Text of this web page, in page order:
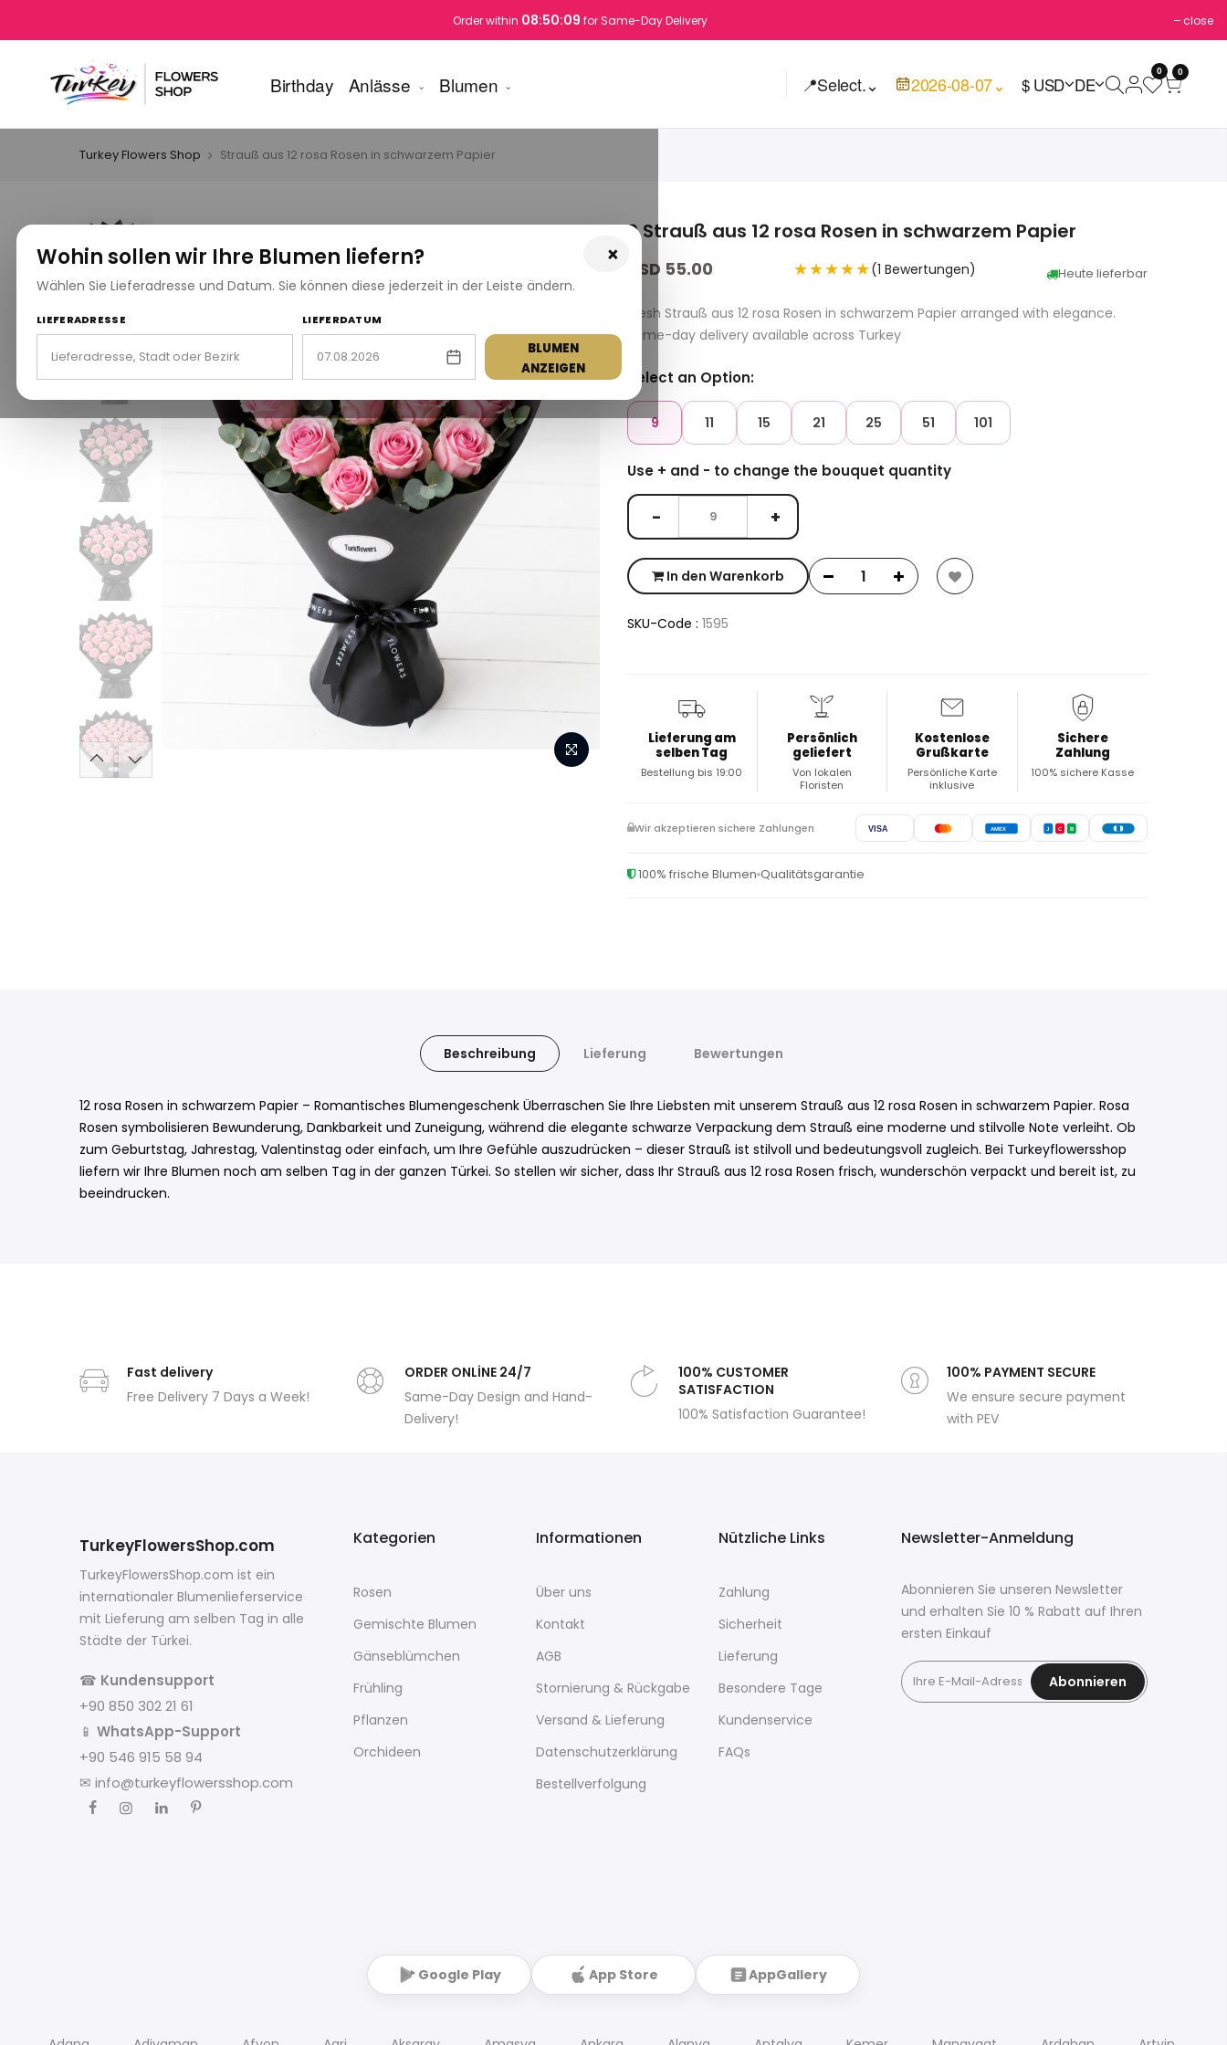
Order within 08:50:08 for Same-Day Delivery close
Birthday Anlässe Blumen 📍Select.⌄ 2026-08-07⌄ $ USD DE
0 0
×
Wohin sollen wir Ihre Blumen liefern?
Wählen Sie Lieferadresse und Datum. Sie können diese jederzeit in der Leiste ändern.
LIEFERADRESSE LIEFERDATUM
BLUMEN
ANZEIGEN
Turkey Flowers Shop Strauß aus 12 rosa Rosen in schwarzem Papier
9 Strauß aus 12 rosa Rosen in schwarzem Papier
USD 55.00 Heute lieferbar
★★★★★(1 Bewertungen)
Fresh Strauß aus 12 rosa Rosen in schwarzem Papier arranged with elegance.
Same-day delivery available across Turkey
Select an Option:
9 11 15 21 25 51 101
Use + and - to change the bouquet quantity
− +
In den Warenkorb
SKU-Code : 1595
Lieferung am
selben Tag
Bestellung bis 19:00
Persönlich
geliefert
Von lokalen
Floristen
Kostenlose
Grußkarte
Persönliche Karte
inklusive
Sichere
Zahlung
100% sichere Kasse
Wir akzeptieren sichere Zahlungen VISA AMEX J C B
100% frische Blumen Qualitätsgarantie
Beschreibung Lieferung Bewertungen
12 rosa Rosen in schwarzem Papier – Romantisches Blumengeschenk Überraschen Sie Ihre Liebsten mit unserem Strauß aus 12 rosa Rosen in schwarzem Papier. Rosa
Rosen symbolisieren Bewunderung, Dankbarkeit und Zuneigung, während die elegante schwarze Verpackung dem Strauß eine moderne und stilvolle Note verleiht. Ob
zum Geburtstag, Jahrestag, Valentinstag oder einfach, um Ihre Gefühle auszudrücken – dieser Strauß ist stilvoll und bedeutungsvoll zugleich. Bei Turkeyflowersshop
liefern wir Ihre Blumen noch am selben Tag in der ganzen Türkei. So stellen wir sicher, dass Ihr Strauß aus 12 rosa Rosen frisch, wunderschön verpackt und bereit ist, zu
beeindrucken.
Fast delivery
Free Delivery 7 Days a Week!
ORDER ONLİNE 24/7
Same-Day Design and Hand-
Delivery!
100% CUSTOMER
SATISFACTION
100% Satisfaction Guarantee!
100% PAYMENT SECURE
We ensure secure payment
with PEV
TurkeyFlowersShop.com
TurkeyFlowersShop.com ist ein
internationaler Blumenlieferservice
mit Lieferung am selben Tag in alle
Städte der Türkei.
☎ Kundensupport
+90 850 302 21 61
📱 WhatsApp-Support
+90 546 915 58 94
✉ info@turkeyflowersshop.com
Kategorien
Rosen
Gemischte Blumen
Gänseblümchen
Frühling
Pflanzen
Orchideen
Informationen
Über uns
Kontakt
AGB
Stornierung & Rückgabe
Versand & Lieferung
Datenschutzerklärung
Bestellverfolgung
Nützliche Links
Zahlung
Sicherheit
Lieferung
Besondere Tage
Kundenservice
FAQs
Newsletter-Anmeldung
Abonnieren Sie unseren Newsletter
und erhalten Sie 10 % Rabatt auf Ihren
ersten Einkauf
Abonnieren
Google Play App Store AppGallery